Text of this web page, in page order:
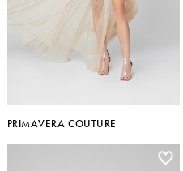
PRIMAVERA COUTURE